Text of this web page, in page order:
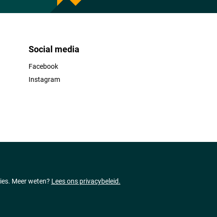
Social media
Facebook
Instagram
Meer weten? Lees ons privacybeleid.